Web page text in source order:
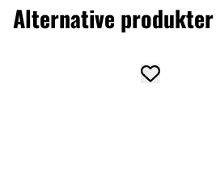
Alternative produkter